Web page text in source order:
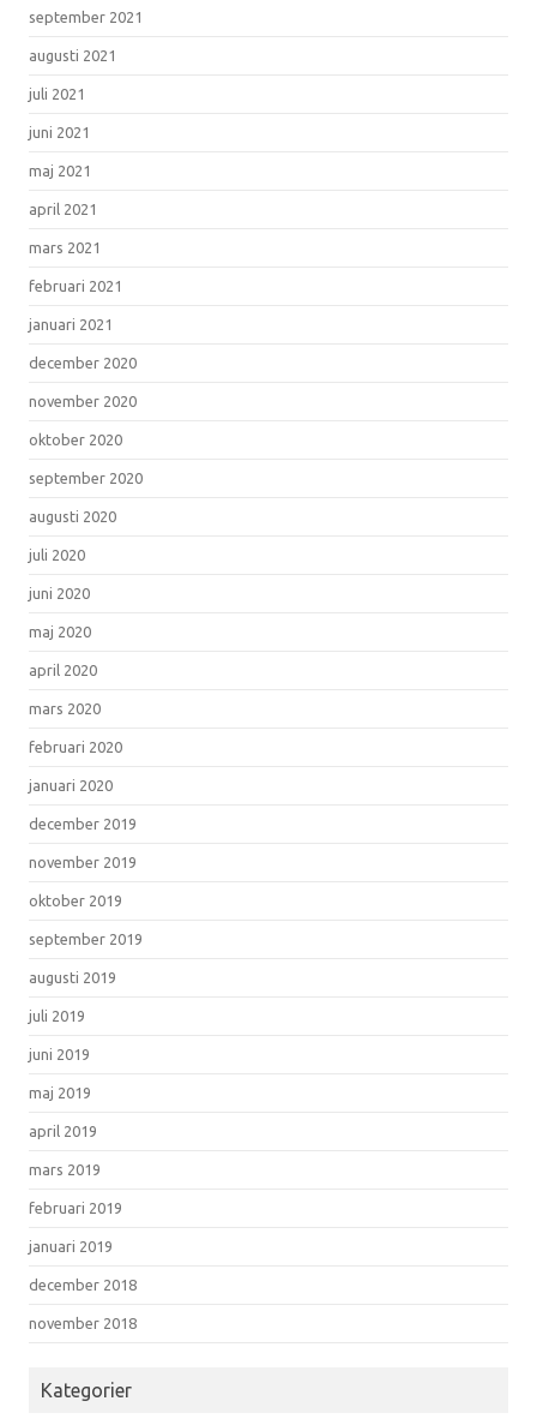
september 2021
augusti 2021
juli 2021
juni 2021
maj 2021
april 2021
mars 2021
februari 2021
januari 2021
december 2020
november 2020
oktober 2020
september 2020
augusti 2020
juli 2020
juni 2020
maj 2020
april 2020
mars 2020
februari 2020
januari 2020
december 2019
november 2019
oktober 2019
september 2019
augusti 2019
juli 2019
juni 2019
maj 2019
april 2019
mars 2019
februari 2019
januari 2019
december 2018
november 2018
Kategorier